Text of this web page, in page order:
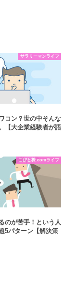
サラリーマンライフ
コン？世の中そんな
【大企業経験者が語
こびと株.comライフ
のが苦手！という人
5パターン【解決策